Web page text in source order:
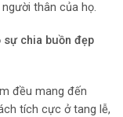
thân của họ.
sự chia buồn đẹp
đều mang đến
tích cực ở tang lễ,